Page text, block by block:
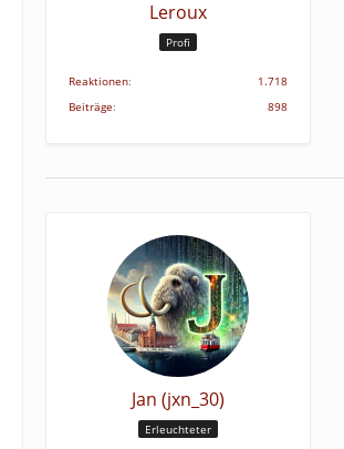
Leroux
Profi
Reaktionen
1.718
Beiträge
898
Jan (jxn_30)
Erleuchteter